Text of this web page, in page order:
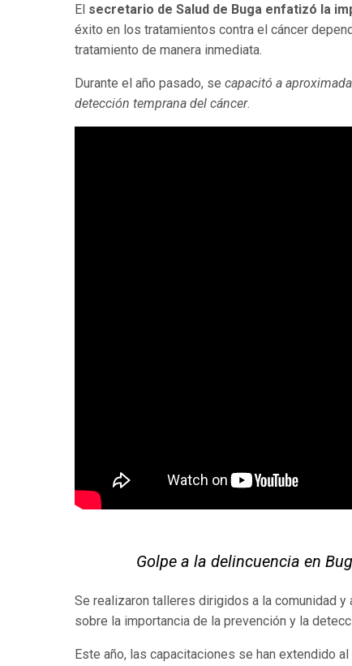
El secretario de Salud de Buga enfatizó la
éxito en los tratamientos contra el cáncer
tratamiento de manera inmediata.
Durante el año pasado, se capacitó a
detección temprana del cáncer.
Golpe a la delincuencia en
Se realizaron talleres dirigidos a la comunidad
sobre la importancia de la prevención y la
Este año, las capacitaciones se han extendido